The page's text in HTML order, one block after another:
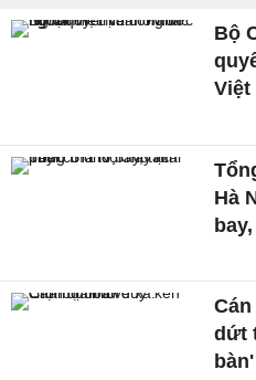
Bộ
Việt
Hà
dứt
bàn'